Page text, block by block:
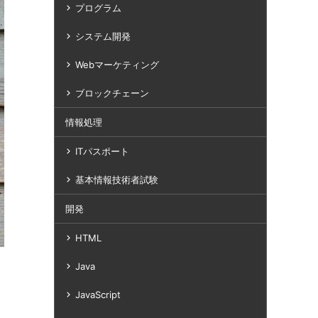
プログラム
システム開発
Webマーケティング
ブロックチェーン
情報処理
ITパスポート
基本情報技術者試験
開発
HTML
Java
JavaScript